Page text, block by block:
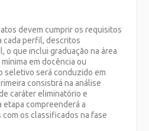
devem cumprir os requisitos
cada perfil, descritos
o que inclui graduação na área
em docência ou
seletivo será conduzido em
consistirá na análise
caráter eliminatório e
compreenderá a
os classificados na fase